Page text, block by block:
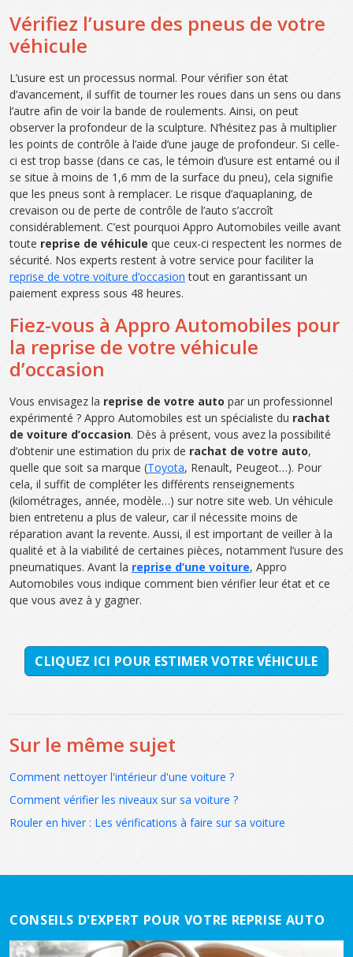
Vérifiez l’usure des pneus de votre
véhicule
L’usure est un processus normal. Pour vérifier son état
d’avancement, il suffit de tourner les roues dans un sens ou dans
l’autre afin de voir la bande de roulements. Ainsi, on peut
observer la profondeur de la sculpture. N’hésitez pas à multiplier
les points de contrôle à l’aide d’une jauge de profondeur. Si celle-
ci est trop basse (dans ce cas, le témoin d’usure est entamé ou il
se situe à moins de 1,6 mm de la surface du pneu), cela signifie
que les pneus sont à remplacer. Le risque d’aquaplaning, de
crevaison ou de perte de contrôle de l’auto s’accroît
considérablement. C’est pourquoi Appro Automobiles veille avant
toute reprise de véhicule que ceux-ci respectent les normes de
sécurité. Nos experts restent à votre service pour faciliter la
reprise de votre voiture d’occasion tout en garantissant un
paiement express sous 48 heures.
Fiez-vous à Appro Automobiles pour
la reprise de votre véhicule
d’occasion
Vous envisagez la reprise de votre auto par un professionnel
expérimenté ? Appro Automobiles est un spécialiste du rachat
de voiture d’occasion. Dès à présent, vous avez la possibilité
d’obtenir une estimation du prix de rachat de votre auto,
quelle que soit sa marque (Toyota, Renault, Peugeot…). Pour
cela, il suffit de compléter les différents renseignements
(kilométrages, année, modèle…) sur notre site web. Un véhicule
bien entretenu a plus de valeur, car il nécessite moins de
réparation avant la revente. Aussi, il est important de veiller à la
qualité et à la viabilité de certaines pièces, notamment l’usure des
pneumatiques. Avant la reprise d’une voiture, Appro
Automobiles vous indique comment bien vérifier leur état et ce
que vous avez à y gagner.
CLIQUEZ ICI POUR ESTIMER VOTRE VÉHICULE
Sur le même sujet
Comment nettoyer l'intérieur d'une voiture ?
Comment vérifier les niveaux sur sa voiture ?
Rouler en hiver : Les vérifications à faire sur sa voiture
CONSEILS D'EXPERT POUR VOTRE REPRISE AUTO